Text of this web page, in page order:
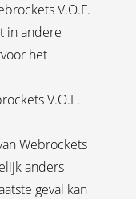
V.O.F.
in andere
het
V.O.F.
Webrockets
anders
geval kan